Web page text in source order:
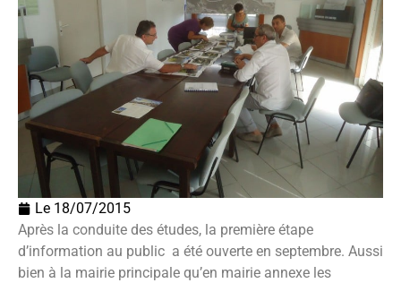
Le 18/07/2015
Après la conduite des études, la première étape
d’information au public a été ouverte en septembre. Aussi
bien à la mairie principale qu’en mairie annexe les